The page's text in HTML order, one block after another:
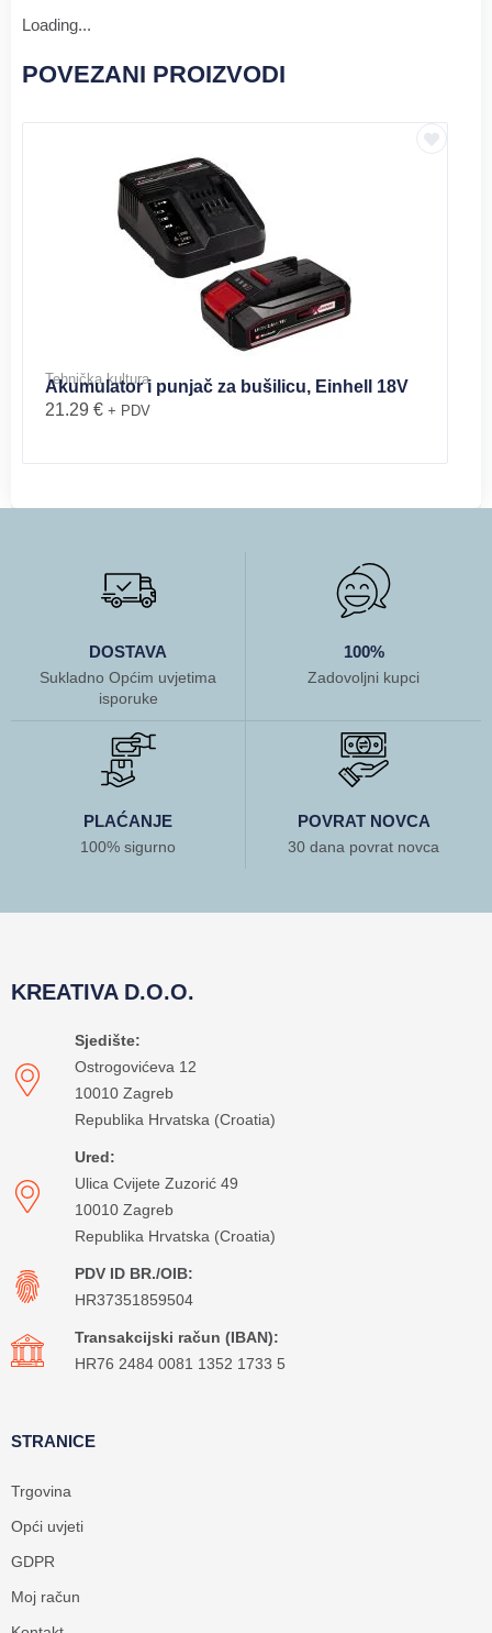
Loading...
POVEZANI PROIZVODI
Tehnička kultura
Akumulator i punjač za bušilicu, Einhell 18V
21.29 € + PDV
DOSTAVA
Sukladno Općim uvjetima
isporuke
100%
Zadovoljni kupci
PLAĆANJE
100% sigurno
POVRAT NOVCA
30 dana povrat novca
KREATIVA D.O.O.
Sjedište:
Ostrogovićeva 12
10010 Zagreb
Republika Hrvatska (Croatia)
Ured:
Ulica Cvijete Zuzorić 49
10010 Zagreb
Republika Hrvatska (Croatia)
PDV ID BR./OIB:
HR37351859504
Transakcijski račun (IBAN):
HR76 2484 0081 1352 1733 5
STRANICE
Trgovina
Opći uvjeti
GDPR
Moj račun